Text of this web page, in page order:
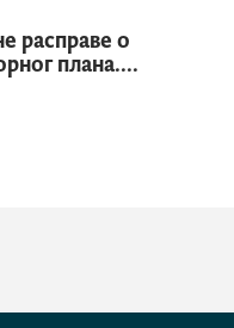
расправе о
плана....